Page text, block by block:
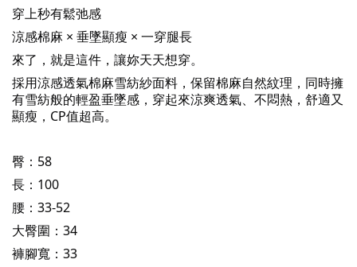
穿上秒有鬆弛感
涼感棉麻 × 垂墜顯瘦 × 一穿腿長
來了，就是這件，讓妳天天想穿。
採用涼感透氣棉麻雪紡紗面料，保留棉麻自然紋理，同時擁
有雪紡般的輕盈垂墜感，穿起來涼爽透氣、不悶熱，舒適又
顯瘦，CP值超高。
臀：58
長：100
腰：33-52
大臀圍：34
褲腳寬：33